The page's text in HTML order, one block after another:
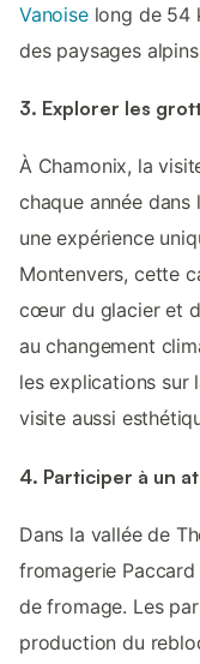
Vanoiselong de 54
des paysages
3. Explorer les
À Chamonix, la
chaque année
une expérience
Montenvers, cette
cœur du glacier et
au changement
les explications sur
visite aussi
4. Participer à un
Dans la vallée de
fromagerie
de fromage. Les
production du